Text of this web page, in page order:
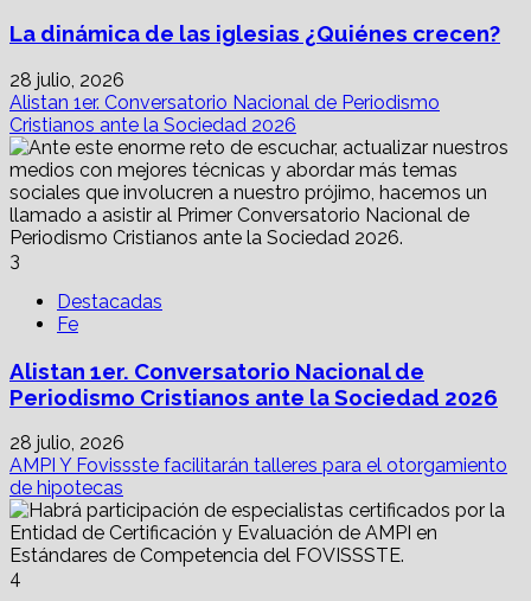
La dinámica de las iglesias ¿Quiénes crecen?
28 julio, 2026
Alistan 1er. Conversatorio Nacional de Periodismo
Cristianos ante la Sociedad 2026
3
Destacadas
Fe
Alistan 1er. Conversatorio Nacional de
Periodismo Cristianos ante la Sociedad 2026
28 julio, 2026
AMPI Y Fovissste facilitarán talleres para el otorgamiento
de hipotecas
4